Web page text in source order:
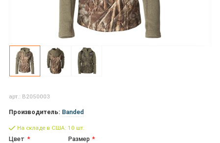
арт.: B2050003
Производитель: Banded
На складе в США: 10 шт.
Цвет Размер